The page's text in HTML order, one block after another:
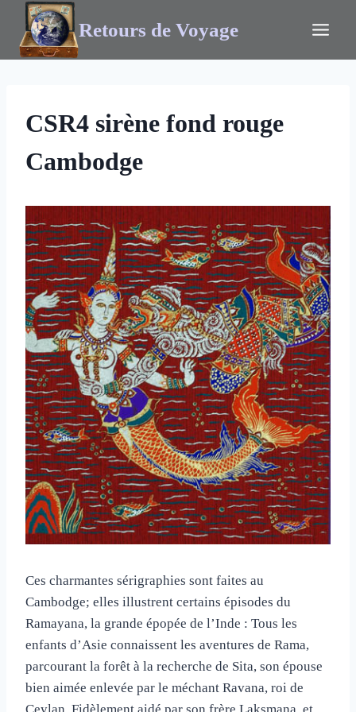
Retours de Voyage
CSR4 sirène fond rouge
Cambodge
Ces charmantes sérigraphies sont faites au
Cambodge; elles illustrent certains épisodes du
Ramayana, la grande épopée de l’Inde : Tous les
enfants d’Asie connaissent les aventures de Rama,
parcourant la forêt à la recherche de Sita, son épouse
bien aimée enlevée par le méchant Ravana, roi de